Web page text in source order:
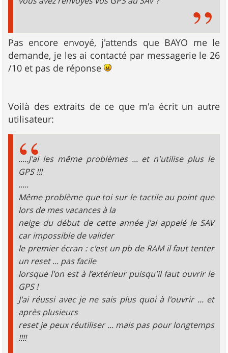
Pas encore envoyé, j'attends que BAYO me le
demande, je les ai contacté par messagerie le 26
/10 et pas de réponse
Voilà des extraits de ce que m'a écrit un autre
utilisateur:
.....J'ai les même problèmes ... et n'utilise plus le
GPS !!!
.....
Même problème que toi sur le tactile au point que
lors de mes vacances à la
neige du début de cette année j'ai appelé le SAV
car impossible de valider
le premier écran : c'est un pb de RAM il faut tenter
un reset ... pas facile
lorsque l'on est à l’extérieur puisqu'il faut ouvrir le
GPS !
J'ai réussi avec je ne sais plus quoi à l'ouvrir ... et
après plusieurs
reset je peux réutiliser ... mais pas pour longtemps
!!!!